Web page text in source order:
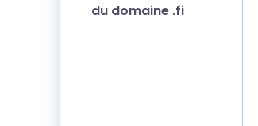
du domaine .fi